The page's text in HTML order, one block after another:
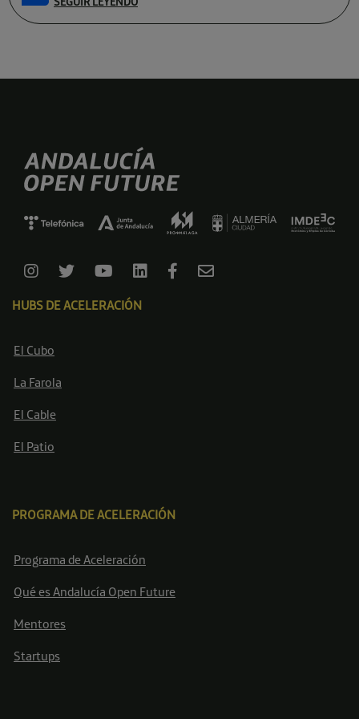
HUBS DE ACELERACIÓN
El Cubo
La Farola
El Cable
El Patio
PROGRAMA DE ACELERACIÓN
Programa de Aceleración
Qué es Andalucía Open Future
Mentores
Startups